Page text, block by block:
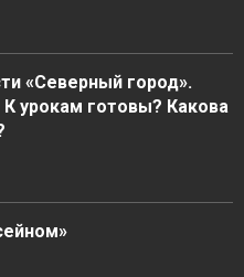
«Северный город».
К урокам готовы? Какова